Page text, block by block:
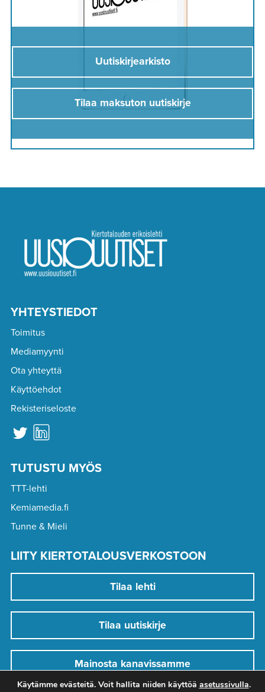
Uutiskirjearkisto
Tilaa maksuton uutiskirje
YHTEYSTIEDOT
Toimitus
Mediamyynti
Ota yhteyttä
Käyttöehdot
Rekisteriseloste
TUTUSTU MYÖS
TTT-lehti
Kemiamedia.fi
Tunne & Mieli
LIITY KIERTOTALOUSVERKOSTOON
Tilaa lehti
Tilaa uutiskirje
Mainosta kanavissamme
Käytämme evästeitä. Voit hallita niiden käyttöä asetussivulla.